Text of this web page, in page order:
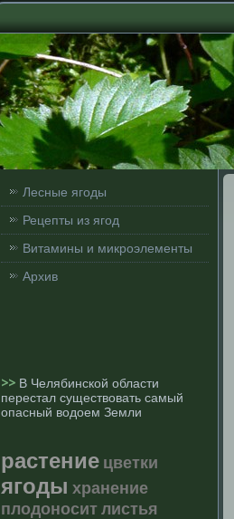
Лесные ягоды
Рецепты из ягод
Витамины и микроэлементы
Архив
>> В Челябинской области
перестал существовать самый
опасный водоем Земли
растение цветки
ягоды хранение
плодоноситлистья